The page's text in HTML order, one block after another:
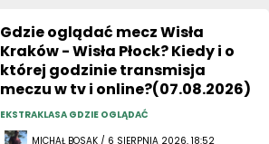
Gdzie oglądać mecz Wisła
Kraków - Wisła Płock? Kiedy i o
której godzinie transmisja
meczu w tv i online?(07.08.2026)
EKSTRAKLASA GDZIE OGLĄDAĆ
MICHAŁ BOSAK / 6 SIERPNIA 2026, 18:52